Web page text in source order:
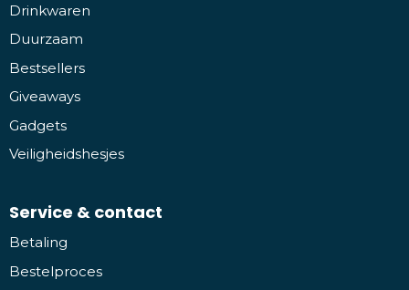
Drinkwaren
Duurzaam
Bestsellers
Giveaways
Gadgets
Veiligheidshesjes
Service & contact
Betaling
Bestelproces